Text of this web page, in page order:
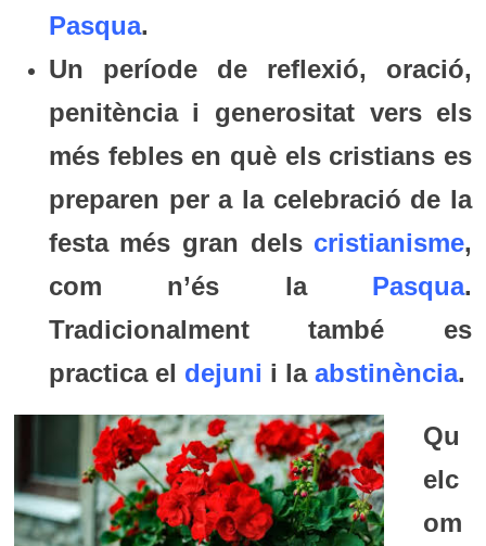
Pasqua.
Un període de reflexió, oració,
penitència i generositat vers els
més febles en què els cristians es
preparen per a la celebració de la
festa més gran dels cristianisme,
com n’és la Pasqua.
Tradicionalment també es
practica el dejuni i la abstinència.
Qu
elc
om